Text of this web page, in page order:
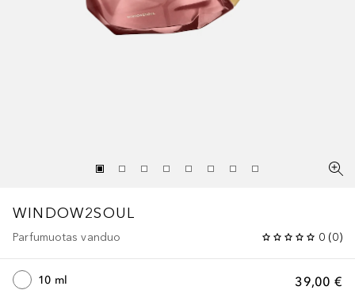
WINDOW2SOUL
Parfumuotas vanduo 0 (0)
39,00 €
10 ml